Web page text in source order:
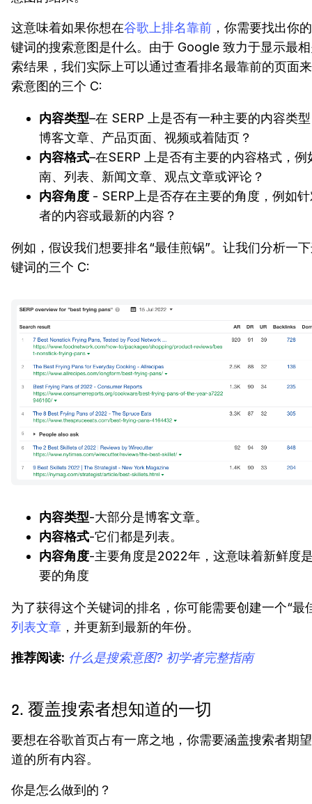
这意味着如果你想在谷歌上排名靠前 ，你需要找出你
键词的搜索意图是什么。由于 Google 致力于显示最
索结果，我们实际上可以通过查看排名最靠前的页面
索意图的三个 C:
内容类型–在 SERP 上是否有一种主要的内容类
博客文章、产品页面、视频或着陆页？
内容格式–在SERP 上是否有主要的内容格式，例
南、列表、新闻文章、观点文章或评论？
内容角度 - SERP上是否存在主要的角度，例如
者的内容或最新的内容？
例如，假设我们想要排名“最佳煎锅”。让我们分析一
键词的三个 C:
内容类型-大部分是博客文章。
内容格式-它们都是列表。
内容角度-主要角度是2022年，这意味着新鲜度
要的角度
为了获得这个关键词的排名，你可能需要创建一个“最
列表文章 ，并更新到最新的年份。
推荐阅读: 什么是搜索意图? 初学者完整指南
2. 覆盖搜索者想知道的一切
要想在谷歌首页占有一席之地，你需要涵盖搜索者期
道的所有内容。
你是怎么做到的？